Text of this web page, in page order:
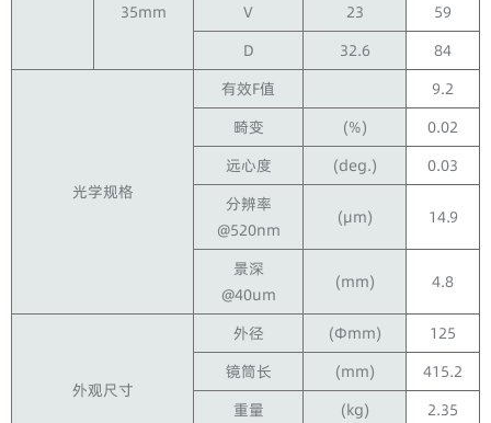
35mm
V
23
59
D
32.6 84
光学规格
有效F值
9.2
畸变
(%)
0.02
远心度
(deg.)
0.03
分辨率
@520nm
(μm) 14.9
景深
@40um
(mm) 4.8
外观尺寸
外径 (Φmm)
125
镜筒长
(mm)
415.2
重量
(kg)
2.35